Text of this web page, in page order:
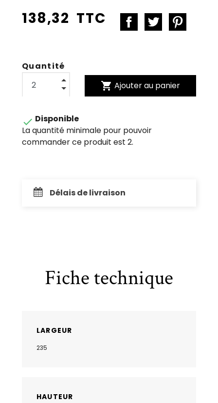
138,32 TTC
Quantité
shopping_cart Ajouter au panier
 Disponible
La quantité minimale pour pouvoir
commander ce produit est 2.
Délais de livraison
Fiche technique
LARGEUR
235
HAUTEUR